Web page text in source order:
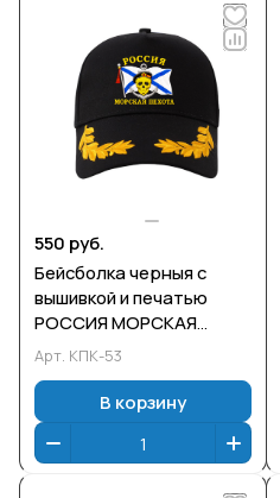
550 руб.
Бейсболка черныя с
вышивкой и печатью
РОССИЯ МОРСКАЯ
ПЕХОТА
Арт. КПК-53
В корзину